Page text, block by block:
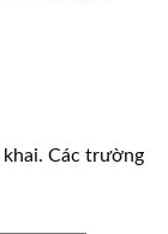
Các trường